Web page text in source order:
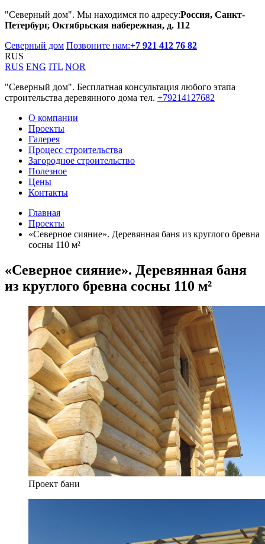
"Северный дом". Мы находимся по адресу:Россия, Санкт-
Петербург, Октябрьская набережная, д. 112
Северный дом Позвоните нам:+7 921 412 76 82
RUS
RUS ENG ITL NOR
"Северный дом". Бесплатная консультация любого этапа
строительства деревянного дома тел. +79214127682
О компании
Проекты
Галерея
Процесс строительства
Загородное строительство
Полезное
Цены
Контакты
Главная
Проекты
«Северное сияние». Деревянная баня из круглого бревна
сосны 110 м²
«Северное сияние». Деревянная баня
из круглого бревна сосны 110 м²
Проект бани